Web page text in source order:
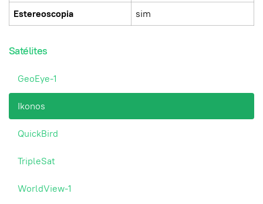
Estereoscopia
sim
Satélites
GeoEye-1
Ikonos
QuickBird
TripleSat
WorldView-1